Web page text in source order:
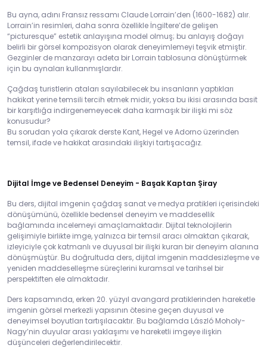
Bu ayna, adını Fransız ressamı Claude Lorrain’den (1600-1682) alır.
Lorrain’in resimleri, daha sonra özellikle İngiltere’de gelişen
“picturesque” estetik anlayışına model olmuş; bu anlayış doğayı
belirli bir görsel kompozisyon olarak deneyimlemeyi teşvik etmiştir.
Gezginler de manzarayı adeta bir Lorrain tablosuna dönüştürmek
için bu aynaları kullanmışlardır.
Çağdaş turistlerin ataları sayılabilecek bu insanların yaptıkları
hakikat yerine temsili tercih etmek midir, yoksa bu ikisi arasında basit
bir karşıtlığa indirgenemeyecek daha karmaşık bir ilişki mi söz
konusudur?
Bu sorudan yola çıkarak derste Kant, Hegel ve Adorno üzerinden
temsil, ifade ve hakikat arasındaki ilişkiyi tartışacağız.
Dijital İmge ve Bedensel Deneyim - Başak Kaptan Şiray
Bu ders, dijital imgenin çağdaş sanat ve medya pratikleri içerisindeki
dönüşümünü, özellikle bedensel deneyim ve maddesellik
bağlamında incelemeyi amaçlamaktadır. Dijital teknolojilerin
gelişimiyle birlikte imge, yalnızca bir temsil aracı olmaktan çıkarak,
izleyiciyle çok katmanlı ve duyusal bir ilişki kuran bir deneyim alanına
dönüşmüştür. Bu doğrultuda ders, dijital imgenin maddesizleşme ve
yeniden maddeselleşme süreçlerini kuramsal ve tarihsel bir
perspektiften ele almaktadır.
Ders kapsamında, erken 20. yüzyıl avangard pratiklerinden hareketle
imgenin görsel merkezli yapısının ötesine geçen duyusal ve
deneyimsel boyutları tartışılacaktır. Bu bağlamda László Moholy-
Nagy’nin duyular arası yaklaşımı ve hareketli imgeye ilişkin
düşünceleri değerlendirilecektir.